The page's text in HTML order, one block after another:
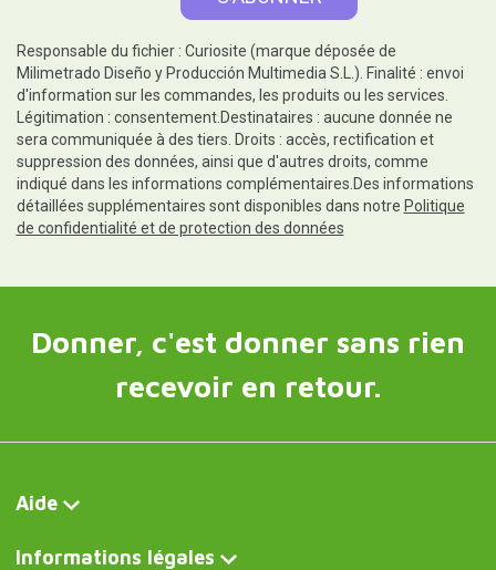
Responsable du fichier : Curiosite (marque déposée de
Milimetrado Diseño y Producción Multimedia S.L.). Finalité : envoi
d'information sur les commandes, les produits ou les services.
Légitimation : consentement.Destinataires : aucune donnée ne
sera communiquée à des tiers. Droits : accès, rectification et
suppression des données, ainsi que d'autres droits, comme
indiqué dans les informations complémentaires.Des informations
détaillées supplémentaires sont disponibles dans notre Politique
de confidentialité et de protection des données
Donner, c'est donner sans rien
recevoir en retour.
Aide
Informations légales